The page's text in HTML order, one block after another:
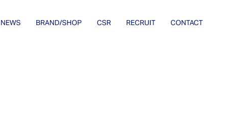
NEWS BRAND/SHOP CSR RECRUIT CONTACT